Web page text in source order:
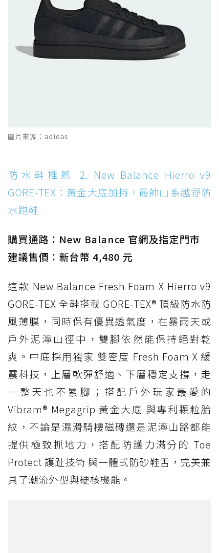
防水鞋推薦 10. PUMA Voyage NITRO™ 4
GORE-TEX：氮氣中底注入，回彈與防滑兼具的
全天候越野跑鞋
防水鞋推薦 11. On Cloudhorizon 2 WP：腳
感軟彈、搭載 Missiongrip™ 的防水輕越野鞋
Boot：馬汀首款雨靴登場，經典八孔加上全防
防水鞋推薦 14. SKECHERS BADGER
WATERPROOF：一踩即穿懶人神器！搭載固特
異大底與全防水厚底健走鞋
防水鞋推薦 15. Brooks Cascadia 19 GTX：注
圖片來源：adidas
防水鞋推薦 2. New Balance Hierro v9
GORE-TEX：黃金大底加持，最帥山系越野防
水跑鞋
購買通路：New Balance 官網及指定門市
建議售價：新台幣 4,480 元
這款 New Balance Fresh Foam X Hierro v9
GORE-TEX 全鞋搭載 GORE-TEX® 頂級防水防
風薄膜，同時保有優異透氣度，在暴雨天或
戶外泥濘山徑中，雙腳依然能保持絕對乾
爽。中底採用獨家 雙密度 Fresh Foam X 緩
震科技，上層軟彈舒適、下層穩定支撐，走
一整天也不累腳；搭配戶外玩家最愛的
Vibram® Megagrip 黃金大底 與專利顆粒胎
紋，不論是濕滑騎樓磁磚還是泥濘山路都能
提供極致抓地力，搭配防護力滿分的 Toe
Protect 護趾技術 與一體式防砂鞋舌，完美兼
具了潮流外型與硬核機能。